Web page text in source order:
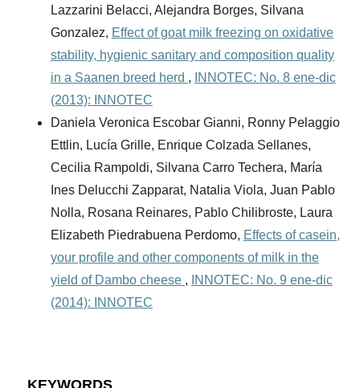
Lazzarini Belacci, Alejandra Borges, Silvana
Gonzalez, Effect of goat milk freezing on oxidative
stability, hygienic sanitary and composition quality
in a Saanen breed herd ,
INNOTEC: No. 8 ene-dic
(2013): INNOTEC
Daniela Veronica Escobar Gianni, Ronny Pelaggio
Ettlin, Lucía Grille, Enrique Colzada Sellanes,
Cecilia Rampoldi, Silvana Carro Techera, María
Ines Delucchi Zapparat, Natalia Viola, Juan Pablo
Nolla, Rosana Reinares, Pablo Chilibroste, Laura
Elizabeth Piedrabuena Perdomo, Effects of casein,
your profile and other components of milk in the
yield of Dambo cheese ,
INNOTEC: No. 9 ene-dic
(2014): INNOTEC
KEYWORDS